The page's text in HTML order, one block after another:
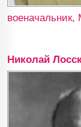
Николай